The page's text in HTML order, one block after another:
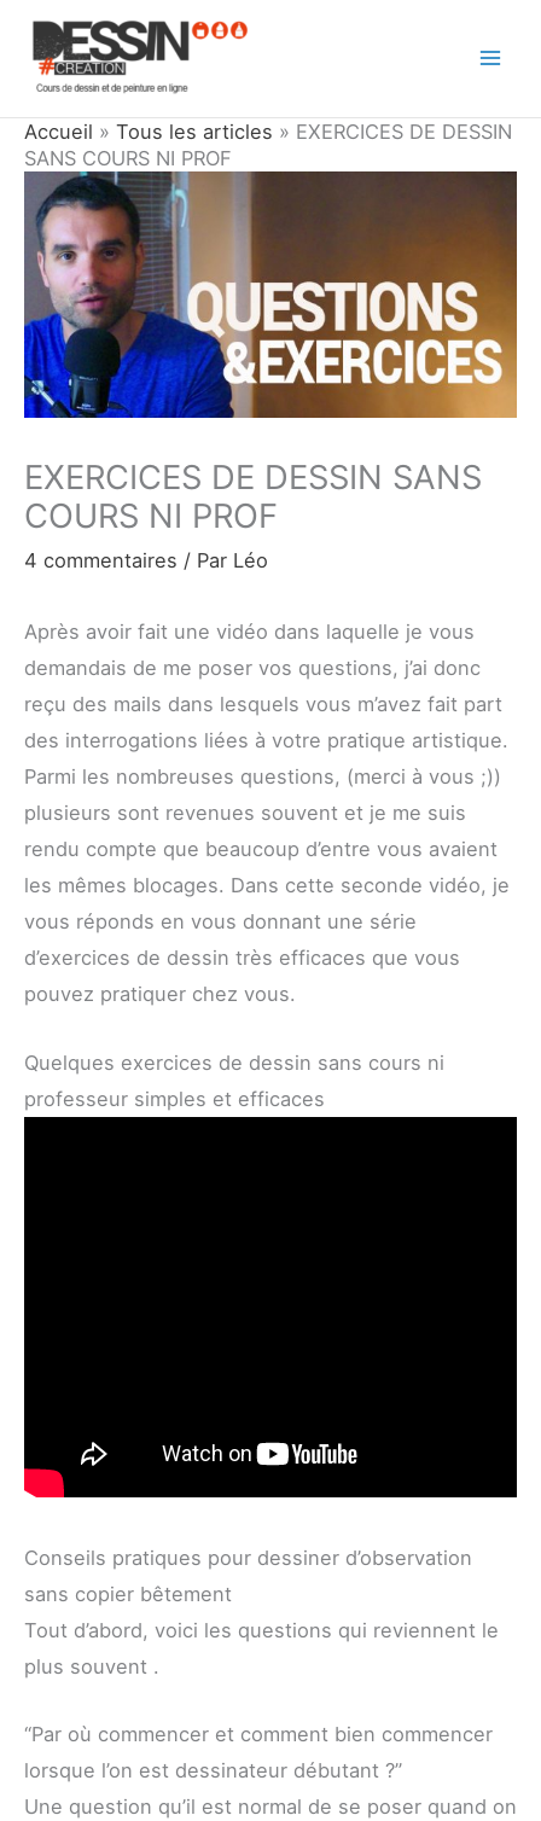
Aller
contenu
Accueil » Tous les articles » EXERCICES DE DESSIN
SANS COURS NI PROF
EXERCICES DE DESSIN SANS
COURS NI PROF
4 commentaires / Par Léo
Après avoir fait une vidéo dans laquelle je vous
demandais de me poser vos questions, j’ai donc
reçu des mails dans lesquels vous m’avez fait part
des interrogations liées à votre pratique artistique.
Parmi les nombreuses questions, (merci à vous ;))
plusieurs sont revenues souvent et je me suis
rendu compte que beaucoup d’entre vous avaient
les mêmes blocages. Dans cette seconde vidéo, je
vous réponds en vous donnant une série
d’exercices de dessin très efficaces que vous
pouvez pratiquer chez vous.
Quelques exercices de dessin sans cours ni
professeur simples et efficaces
Conseils pratiques pour dessiner d’observation
sans copier bêtement
Tout d’abord, voici les questions qui reviennent le
plus souvent .
“Par où commencer et comment bien commencer
lorsque l’on est dessinateur débutant ?”
Une question qu’il est normal de se poser quand on